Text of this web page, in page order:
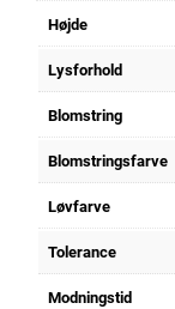
Højde
Lysforhold
Blomstring
Blomstringsfarve
Løvfarve
Tolerance
Modningstid